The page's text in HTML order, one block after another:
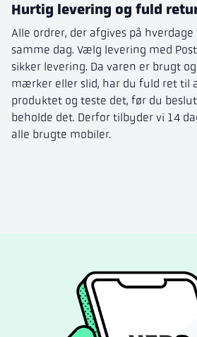
Hurtig levering og fuld
Alle ordrer, der afgives på
samme dag. Vælg levering med
sikker levering. Da varen er brugt
mærker eller slid, har du fuld ret til
produktet og teste det, før du
beholde det. Derfor tilbyder vi 14
alle brugte mobiler.